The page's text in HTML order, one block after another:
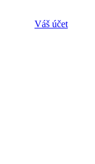
Váš účet